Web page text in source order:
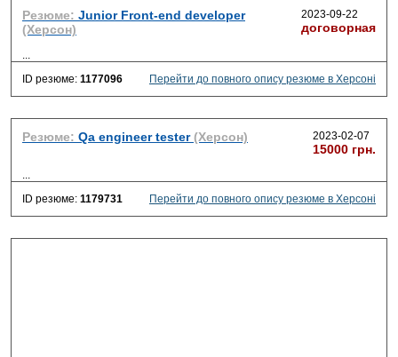
Резюме: Junior Front-end developer
(Херсон)
2023-09-22
договорная
...
ID резюме: 1177096 Перейти до повного опису резюме в Херсоні
Резюме: Qa engineer tester (Херсон) 2023-02-07
15000 грн.
...
ID резюме: 1179731 Перейти до повного опису резюме в Херсоні